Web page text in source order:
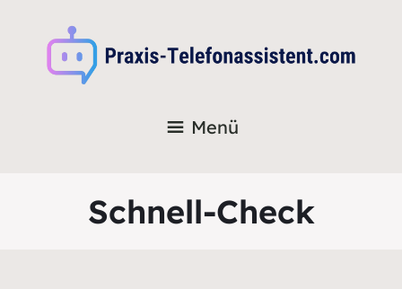
Menü
Schnell-Check